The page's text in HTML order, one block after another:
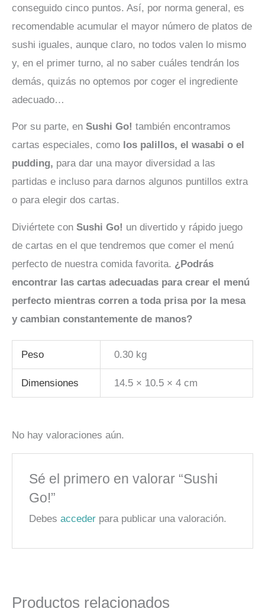
conseguido cinco puntos. Así, por norma general, es
recomendable acumular el mayor número de platos de
sushi iguales, aunque claro, no todos valen lo mismo
y, en el primer turno, al no saber cuáles tendrán los
demás, quizás no optemos por coger el ingrediente
adecuado…
Por su parte, en Sushi Go! también encontramos
cartas especiales, como los palillos, el wasabi o el
pudding, para dar una mayor diversidad a las
partidas e incluso para darnos algunos puntillos extra
o para elegir dos cartas.
Diviértete con Sushi Go! un divertido y rápido juego
de cartas en el que tendremos que comer el menú
perfecto de nuestra comida favorita. ¿Podrás
encontrar las cartas adecuadas para crear el menú
perfecto mientras corren a toda prisa por la mesa
y cambian constantemente de manos?
Peso 0.30 kg
Dimensiones 14.5 × 10.5 × 4 cm
No hay valoraciones aún.
Sé el primero en valorar “Sushi
Go!”
Debesacceder para publicar una valoración.
Productos relacionados